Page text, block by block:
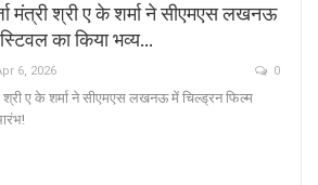
मंत्री श्री ए के शर्मा ने सीएमएस लखनऊ
का किया भव्य…
6, 2026 0
श्री ए के शर्मा ने सीएमएस लखनऊ में चिल्ड्रन फिल्म